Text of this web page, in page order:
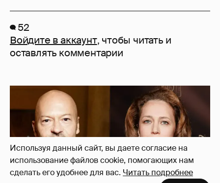
Используя данный сайт, вы даете согласие на
использование файлов cookie, помогающих нам
сделать его удобнее для вас. Читать подробнее
52
Войдите в аккаунт, чтобы читать и
оставлять комментарии